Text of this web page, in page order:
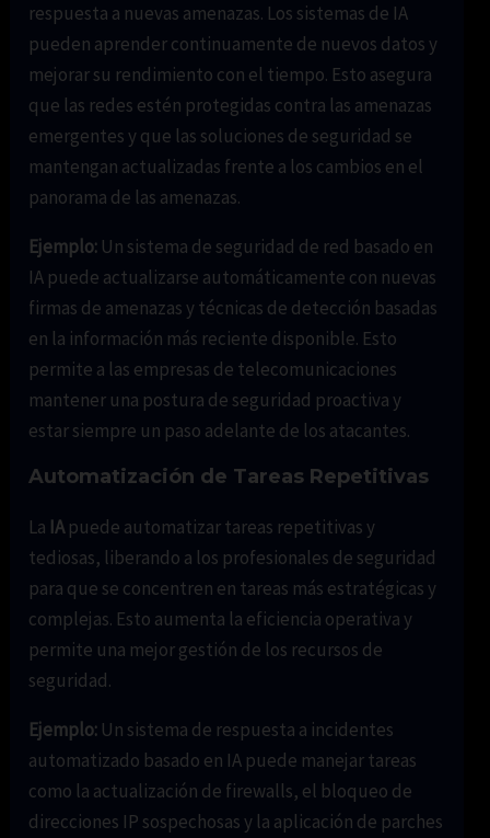
respuesta a nuevas amenazas. Los sistemas de IA
pueden aprender continuamente de nuevos datos y
mejorar su rendimiento con el tiempo. Esto asegura
que las redes estén protegidas contra las amenazas
emergentes y que las soluciones de seguridad se
mantengan actualizadas frente a los cambios en el
panorama de las amenazas.
Ejemplo: Un sistema de seguridad de red basado en
IA puede actualizarse automáticamente con nuevas
firmas de amenazas y técnicas de detección basadas
en la información más reciente disponible. Esto
permite a las empresas de telecomunicaciones
mantener una postura de seguridad proactiva y
estar siempre un paso adelante de los atacantes.
Automatización de Tareas Repetitivas
La IApuede automatizar tareas repetitivas y
tediosas, liberando a los profesionales de seguridad
para que se concentren en tareas más estratégicas y
complejas. Esto aumenta la eficiencia operativa y
permite una mejor gestión de los recursos de
seguridad.
Ejemplo: Un sistema de respuesta a incidentes
automatizado basado en IA puede manejar tareas
como la actualización de firewalls, el bloqueo de
direcciones IP sospechosas y la aplicación de parches